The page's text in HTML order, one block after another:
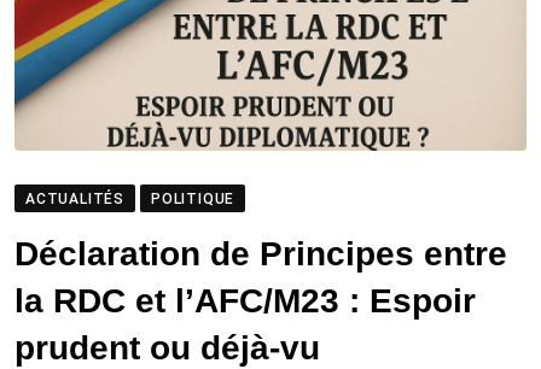
ACTUALITÉS POLITIQUE
Déclaration de Principes entre
la RDC et l’AFC/M23 : Espoir
prudent ou déjà-vu